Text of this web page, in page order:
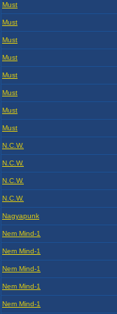
Must
Must
Must
Must
Must
Must
Must
Must
N.C.W.
N.C.W.
N.C.W.
N.C.W.
Nagyapunk
Nem Mind-1
Nem Mind-1
Nem Mind-1
Nem Mind-1
Nem Mind-1